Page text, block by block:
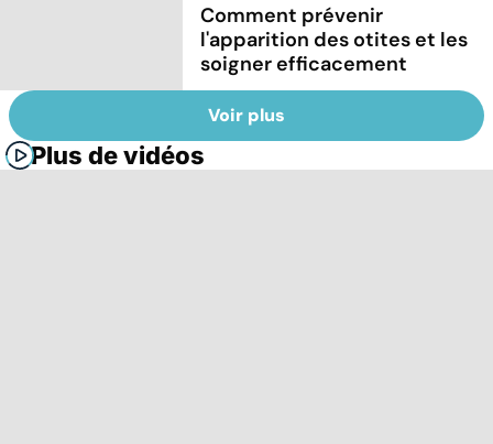
Comment prévenir
l'apparition des otites et les
soigner efficacement
Voir plus
Plus de vidéos